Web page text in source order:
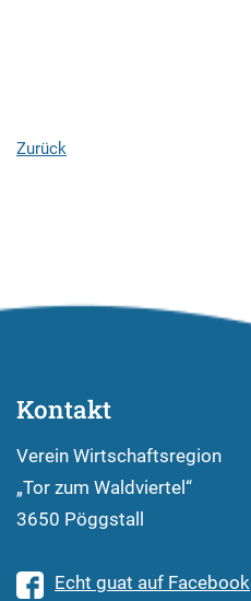
Zurück
Kontakt
Verein Wirtschaftsregion
„Tor zum Waldviertel“
3650 Pöggstall
Echt guat auf Facebook